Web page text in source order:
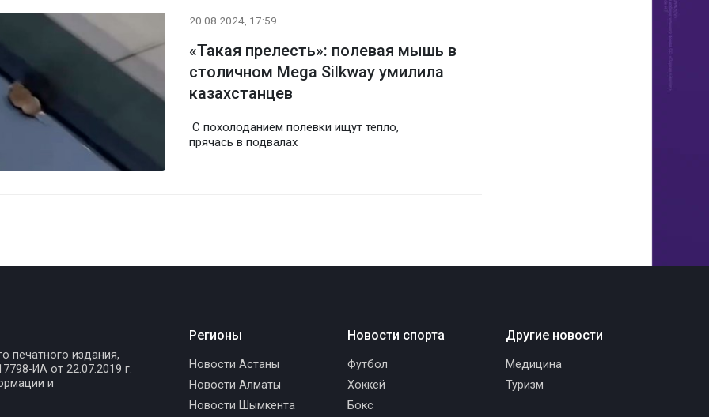
20.08.2024, 17:59
«Такая прелесть»: полевая мышь в
столичном Mega Silkway умилила
казахстанцев
С похолоданием полевки ищут тепло,
прячась в подвалах
печатного издания,
ИА от 22.07.2019 г.
и
Регионы
Новости Астаны
Новости Алматы
Новости Шымкента
Новости спорта
Футбол
Хоккей
Бокс
Другие новости
Медицина
Туризм